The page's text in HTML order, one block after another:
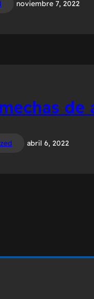
noviembre 7, 2022
de
abril 6, 2022